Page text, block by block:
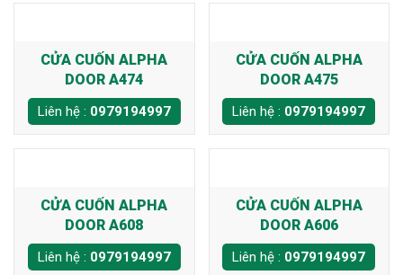
CỬA CUỐN ALPHA
DOOR A474
Liên hệ : 0979194997
CỬA CUỐN ALPHA
DOOR A475
Liên hệ : 0979194997
CỬA CUỐN ALPHA
DOOR A608
Liên hệ : 0979194997
CỬA CUỐN ALPHA
DOOR A606
Liên hệ : 0979194997